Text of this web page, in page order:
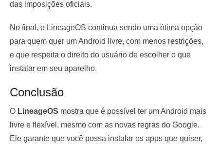
das imposições oficiais.
No final, o LineageOS continua sendo uma ótima opção
para quem quer um Android livre, com menos restrições,
e que respeita o direito do usuário de escolher o que
instalar em seu aparelho.
Conclusão
O LineageOS mostra que é possível ter um Android mais
livre e flexível, mesmo com as novas regras do Google.
Ele garante que você possa instalar os apps que quiser,